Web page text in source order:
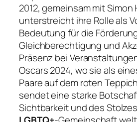
2012, gemeinsam mit Simon
unterstreicht ihre Rolle als
Bedeutung für die
Gleichberechtigung und
Präsenz bei
Oscars 2024, wo sie als
Paare auf dem roten
sendet eine starke
Sichtbarkeit und des